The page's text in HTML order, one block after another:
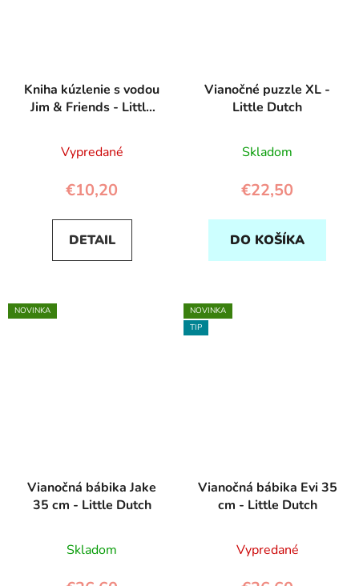
Kniha kúzlenie s vodou
Jim & Friends - Little
Vypredané
€10,20
DETAIL
Vianočné puzzle XL -
Little Dutch
Skladom
€22,50
DO KOŠÍKA
NOVINKA
Vianočná bábika Jake
35 cm - Little Dutch
Skladom
NOVINKA
TIP
Vianočná bábika Evi 35
cm - Little Dutch
Vypredané